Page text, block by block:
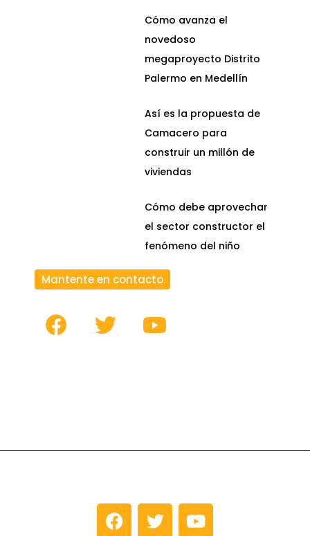
Cómo avanza el
novedoso
megaproyecto Distrito
Palermo en Medellín
Así es la propuesta de
Camacero para
construir un millón de
viviendas
Cómo debe aprovechar
el sector constructor el
fenómeno del niño
Mantente en contacto